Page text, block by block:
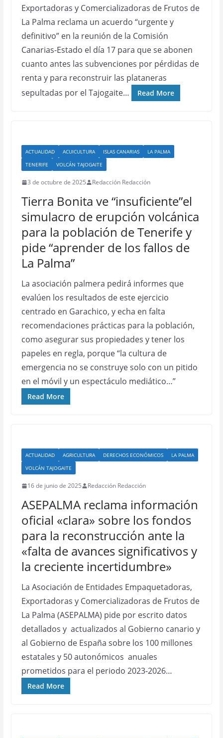
Exportadoras y Comercializadoras de Frutos de
La Palma reclama un acuerdo “urgente y
definitivo” en la reunión de la Comisión
Canarias-Estado el día 17 para que se abonen
cuanto antes las subvenciones por pérdidas de
renta y para reconstruir las plataneras
sepultadas por el Tajogaite…
Read More
ACTUALIDAD ACUICULTURA ISLAS CANARIAS
LA PALMA
TENERIFE
VOLCÁN TAJOGAITE
3 de octubre de 2025 Redacción Redacción
Tierra Bonita ve “insuficiente”el
simulacro de erupción volcánica
para la población de Tenerife y
pide “aprender de los fallos de
La Palma”
La asociación palmera pedirá informes que
evalúen los resultados de este ejercicio
centrado en Garachico, y echa en falta
recomendaciones prácticas para la población,
como asegurar sus propiedades y tener los
papeles en regla, porque “la cultura de
emergencia no se construye solo con un pitido
en el móvil y un espectáculo mediático…”
Read More
ACTUALIDAD AGRICULTURA DERECHOS ECONÓMICOS
LA PALMA
VOLCÁN TAJOGAITE
16 de junio de 2025 Redacción Redacción
ASEPALMA reclama información
oficial «clara» sobre los fondos
para la reconstrucción ante la
«falta de avances significativos y
la creciente incertidumbre»
La Asociación de Entidades Empaquetadoras,
Exportadoras y Comercializadoras de Frutos de
La Palma (ASEPALMA) pide por escrito datos
detallados y actualizados al Gobierno canario y
al Gobierno de España sobre los 100 millones
estatales y 50 autonómicos anuales
prometidos para el periodo 2023-2026…
Read More